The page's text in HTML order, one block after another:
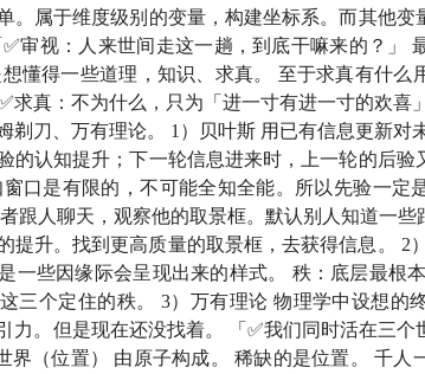
我们每个人只是在拿着自己的取景框看它
，换的是未来财富份额上升的可能性
那个问题： 人来世间走这一趟，到底干嘛来的？
。属于维度级别的变量，构建坐标系。而其他变
审视：人来世间走这一趟，到底干嘛来的？」
懂得一些道理，知识、求真。 至于求真有什么
求真：不为什么，只为「进一寸有进一寸的欢喜
剃刀、万有理论。 1）贝叶斯 用已有信息更新对
的认知提升；下一轮信息进来时，上一轮的后验
口是有限的，不可能全知全能。所以先验一定
跟人聊天，观察他的取景框。默认别人知道一
提升。找到更高质量的取景框，去获得信息。 2
一些因缘际会呈现出来的样式。 秩：底层最根
三个定住的秩。 3）万有理论 物理学中设想的
力。但是现在还没找着。 「✅我们同时活在三
界（位置） 由原子构成。 稀缺的是位置。 千人